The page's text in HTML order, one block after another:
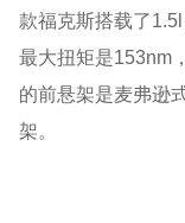
款福克斯搭载了
最大扭矩是153nm
的前悬架是麦弗逊
架。